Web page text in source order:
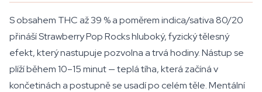
S obsahem THC až 39 % a poměrem indica/sativa 80/20
přináší Strawberry Pop Rocks hluboký, fyzický tělesný
efekt, který nastupuje pozvolna a trvá hodiny. Nástup se
plíží během 10–15 minut — teplá tíha, která začíná v
končetinách a postupně se usadí po celém těle. Mentální